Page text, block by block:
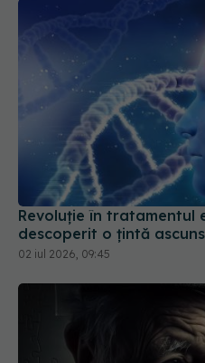
Revoluție în
descoperit o țintă
02 iul 2026, 09:45